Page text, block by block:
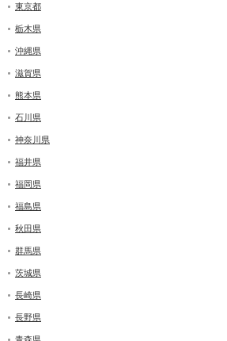
東京都
栃木県
沖縄県
滋賀県
熊本県
石川県
神奈川県
福井県
福岡県
福島県
秋田県
群馬県
茨城県
長崎県
長野県